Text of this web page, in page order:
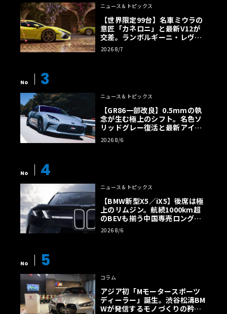
ニュース＆トピックス
【世界限定99台】名車ミウラの
意匠「カネロニ」と最新V12が
交差。ランボルギーニ・レヴエ
ルトに60周年記念車が登場
2026 8/7
No 3
ニュース＆トピックス
【GR86一部改良】0.5mmの執
念が生む極上のシフト。名色ソ
リッドグレー復活と最新アイサ
イトでFRの極みへ
2026 8/6
No 4
ニュース＆トピックス
【BMW新型X5／iX5】後席は極
上のリムジン。航続1000km超
のBEVも揃う中国専売ロング仕
様の全貌
2026 8/6
No 5
コラム
アジア初「Mモータースポーツ
ディーラー」誕生。渋谷松濤BM
Wが発信するモノづくりの矜持